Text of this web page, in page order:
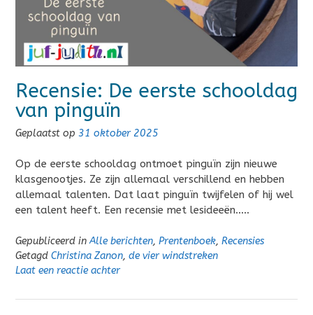
Recensie: De eerste schooldag
van pinguïn
Geplaatst op 31 oktober 2025
Op de eerste schooldag ontmoet pinguïn zijn nieuwe
klasgenootjes. Ze zijn allemaal verschillend en hebben
allemaal talenten. Dat laat pinguïn twijfelen of hij wel
een talent heeft. Een recensie met lesideeën…..
Gepubliceerd inAlle berichten, Prentenboek, Recensies
Getagd Christina Zanon, de vier windstreken
Laat een reactie achter